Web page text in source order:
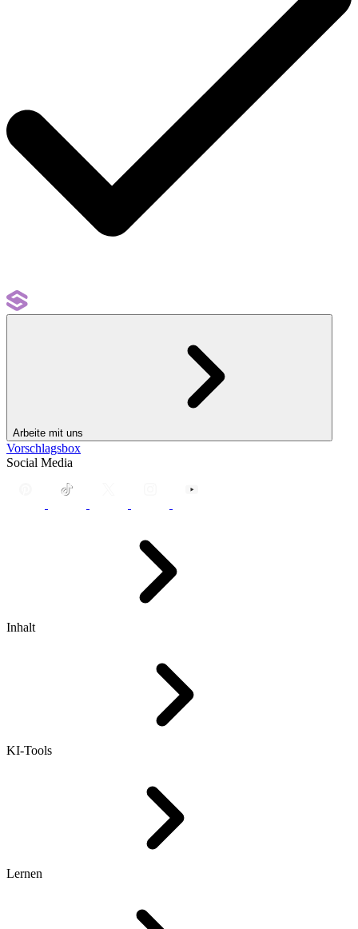
Arbeite mit uns
Vorschlagsbox
Social Media
Inhalt
KI-Tools
Lernen